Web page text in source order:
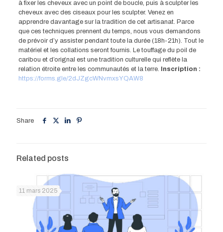
à fixer les cheveux avec un point de boucle, puis à sculpter les
cheveux avec des ciseaux pour les sculpter. Venez en
apprendre davantage sur la tradition de cet artisanat. Parce
que ces techniques prennent du temps, nous vous demandons
de prévoir d’y assister pendant toute la durée (18h-21h). Tout le
matériel et les collations seront fournis. Le touffage du poil de
caribou et d’orignal est une tradition culturelle qui reflète la
relation étroite entre les communautés et la terre. Inscription :
https://forms.gle/2dJZgcWNvmxsYQAW8
Share
Related posts
11 mars 2025